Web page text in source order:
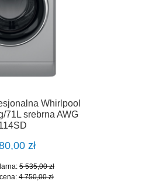
Whirlpool
71L srebrna AWG
zł
5 535,00 zł
4 750,00 zł